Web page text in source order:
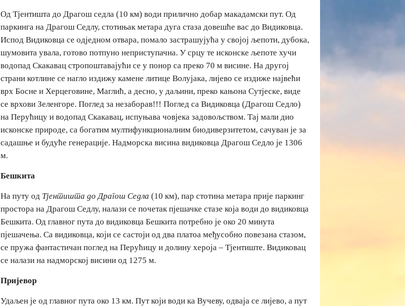
Од Тјентишта до Драгош седла (10 км) води прилично добар макадамски пут. Од
паркинга на Драгош Седлу, стотињак метара дуга стаза довешће вас до Видиковца.
Испод Видиковца се одједном отвара, помало застрашујућа у својој љепоти, дубока,
шумовита увала, готово потпуно неприступачна. У срцу те исконске љепоте хучи
водопад Скакавац стропоштавајући се у понор са преко 70 м висине. На другој
страни котлине се нагло издижу камене литице Волујака, лијево се издиже највећи
врх Босне и Херцеговине, Маглић, а десно, у даљини, преко кањона Сутјеске, виде
се врхови Зеленгоре. Поглед за незаборав!!! Поглед са Видиковца (Драгош Седло)
на Перућицу и водопад Скакавац, испуњава човјека задовољством. Тај мали дио
исконске природе, са богатим мултифункционалним биодиверзитетом, сачуван је за
садашње и будуће генерације. Надморска висина видиковца Драгош Седло је 1306
м.
Бешкита
На путу од Тјентишта до Драгош Седла (10 км), пар стотина метара прије паркинг
простора на Драгош Седлу, налази се почетак пјешачке стазе која води до видиковца
Бешкита. Од главног пута до видиковца Бешкита потребно је око 20 минута
пјешачења. Са видиковца, који се састоји од два платоа међусобно повезана стазом,
се пружа фантастичан поглед на Перућицу и долину хероја – Тјентиште. Видиковац
се налази на надморској висини од 1275 м.
Пријевор
Удаљен је од главног пута око 13 км. Пут који води ка Вучеву, одваја се лијево, а пут